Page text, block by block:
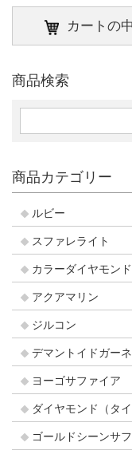
カートの
商品検索
商品カテゴリー
ルビー
スファレライト
カラーダイヤモンド
アクアマリン
ジルコン
デマントイドガー
ヨーゴサファイア
ダイヤモンド（タイ
ゴールドシーンサ